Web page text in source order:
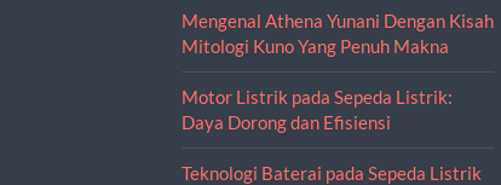
Mengenal Athena Yunani Dengan Kisah
Mitologi Kuno Yang Penuh Makna
Motor Listrik pada Sepeda Listrik:
Daya Dorong dan Efisiensi
Teknologi Baterai pada Sepeda Listrik